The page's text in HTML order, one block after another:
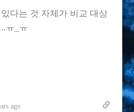
다는 것 자체가 비교 대상
ㅠ_ㅠ
ago